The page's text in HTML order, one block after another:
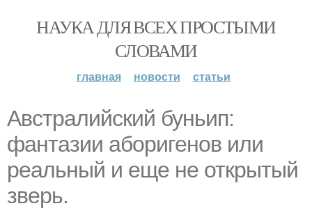
НАУКА ДЛЯ ВСЕХ ПРОСТЫМИ
СЛОВАМИ
главная новости статьи
Австралийский буньип:
фантазии аборигенов или
реальный и еще не открытый
зверь.